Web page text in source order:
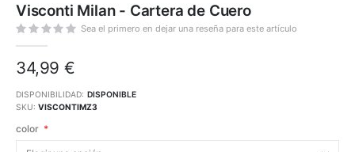
comienzo
de
la
galería
de
Visconti Milan - Cartera de Cuero
Sea el primero en dejar una reseña para este artículo
34,99 €
DISPONIBILIDAD: DISPONIBLE
SKU VISCONTIMZ3
color